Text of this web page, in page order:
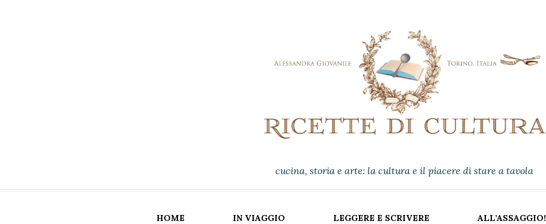
cucina, storia e arte: la cultura e il piacere di stare a tavola
HOME IN VIAGGIO LEGGERE E SCRIVERE ALL’ASSAGGIO!